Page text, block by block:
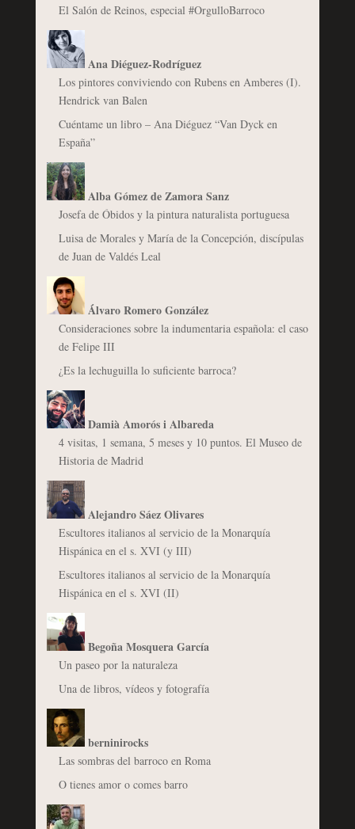
El Salón de Reinos, especial #OrgulloBarroco
Ana Diéguez-Rodríguez
Los pintores conviviendo con Rubens en Amberes (I).
Hendrick van Balen
Cuéntame un libro – Ana Diéguez “Van Dyck en
España”
Alba Gómez de Zamora Sanz
Josefa de Óbidos y la pintura naturalista portuguesa
Luisa de Morales y María de la Concepción, discípulas
de Juan de Valdés Leal
Álvaro Romero González
Consideraciones sobre la indumentaria española: el caso
de Felipe III
¿Es la lechuguilla lo suficiente barroca?
Damià Amorós i Albareda
4 visitas, 1 semana, 5 meses y 10 puntos. El Museo de
Historia de Madrid
Alejandro Sáez Olivares
Escultores italianos al servicio de la Monarquía
Hispánica en el s. XVI (y III)
Escultores italianos al servicio de la Monarquía
Hispánica en el s. XVI (II)
Begoña Mosquera García
Un paseo por la naturaleza
Una de libros, vídeos y fotografía
berninirocks
Las sombras del barroco en Roma
O tienes amor o comes barro